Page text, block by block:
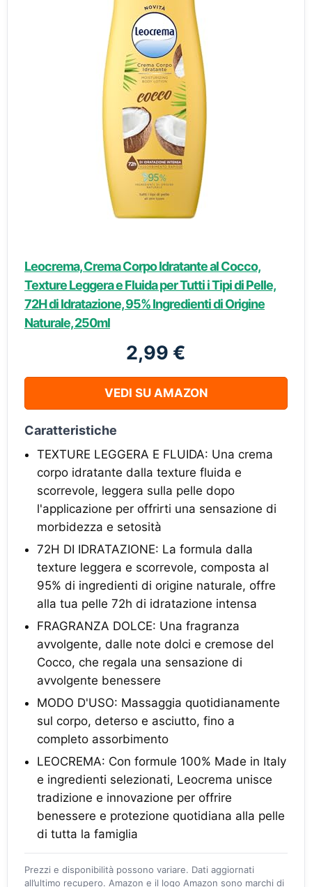
Leocrema, Crema Corpo Idratante al Cocco,
Texture Leggera e Fluida per Tutti i Tipi di Pelle,
72H di Idratazione, 95% Ingredienti di Origine
Naturale, 250ml
2,99 €
VEDI SU AMAZON
Caratteristiche
TEXTURE LEGGERA E FLUIDA: Una crema
corpo idratante dalla texture fluida e
scorrevole, leggera sulla pelle dopo
l'applicazione per offrirti una sensazione di
morbidezza e setosità
72H DI IDRATAZIONE: La formula dalla
texture leggera e scorrevole, composta al
95% di ingredienti di origine naturale, offre
alla tua pelle 72h di idratazione intensa
FRAGRANZA DOLCE: Una fragranza
avvolgente, dalle note dolci e cremose del
Cocco, che regala una sensazione di
avvolgente benessere
MODO D'USO: Massaggia quotidianamente
sul corpo, deterso e asciutto, fino a
completo assorbimento
LEOCREMA: Con formule 100% Made in Italy
e ingredienti selezionati, Leocrema unisce
tradizione e innovazione per offrire
benessere e protezione quotidiana alla pelle
di tutta la famiglia
Prezzi e disponibilità possono variare. Dati aggiornati
all’ultimo recupero. Amazon e il logo Amazon sono marchi di